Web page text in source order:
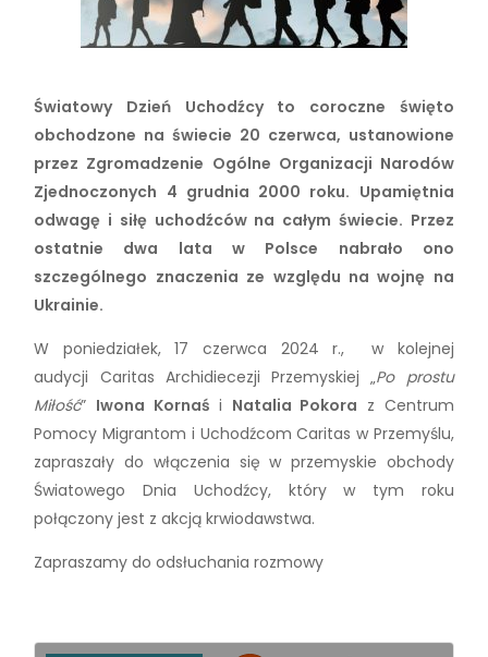
Światowy Dzień Uchodźcy to coroczne święto
obchodzone na świecie 20 czerwca, ustanowione
przez Zgromadzenie Ogólne Organizacji Narodów
Zjednoczonych 4 grudnia 2000 roku. Upamiętnia
odwagę i siłę uchodźców na całym świecie. Przez
ostatnie dwa lata w Polsce nabrało ono
szczególnego znaczenia ze względu na wojnę na
Ukrainie.
W poniedziałek, 17 czerwca 2024 r., w kolejnej
audycji Caritas Archidiecezji Przemyskiej „Po prostu
Miłość” Iwona Kornaś i Natalia Pokora z Centrum
Pomocy Migrantom i Uchodźcom Caritas w Przemyślu,
zapraszały do włączenia się w przemyskie obchody
Światowego Dnia Uchodźcy, który w tym roku
połączony jest z akcją krwiodawstwa.
Zapraszamy do odsłuchania rozmowy